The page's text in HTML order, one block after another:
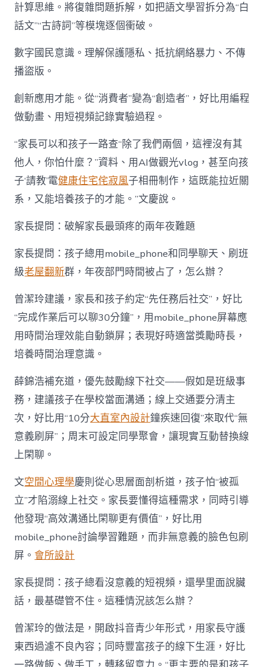
計算思維。將復雜問題拆解，如把語文學習拆分為“白
話文”“古詩詞”等模塊逐個衝破。
數字國民意識。理解保護隱私、抵抗網絡暴力、不傳
播盜版。
創新應用才能。從“消費者”變為“創造者”，好比用編程
做動畫、用短視頻記錄實驗過程。
“家長可以和孩子一路查“除了我們兩個，這裡沒有其
他人，你怕什麼？”資料、用AI做觀光vlog，甚至向孩
子‘請教’電健康住宅侘寂風子相冊制作，這既能拉近關
系，又能培養孩子的才能。”文慶說。
家長提問：破解家長最頭疼的兩年夜難題
家長提問：孩子總用mobile_phone和同學聊天、刷班
級老屋翻新群，年夜部門時間被占了，怎么辦？
曾潔玲建議，家長和孩子約定“先任務后社交”，好比
“完成作業后可以聊30分鐘”，用mobile_phone屏幕應
用時間治理效能自動鎖屏；表現好時適當獎勵時長，
培養時間治理意識。
薛錦浩補充道，優先鼓勵線下社交——假如是班級事
務，建議孩子在學校當面溝通；線上交通要分清主
次，好比用“10分大直室內設計鐘疾速回復”來取代“無
意義刷屏”；周末可設定同學聚會，讓現實互動替換線
上閑聊。
文空間心理學慶則從心思層面剖析道，孩子怕“被孤
立”才陷溺線上社交。家長要懂得這種需求，同時引導
他發現“高效溝通比閑聊更有價值”，好比用
mobile_phone討論學習難題，而非無意義的臉色包刷
屏。會所設計
家長提問：孩子總看沒意義的短視頻，還學里面說臟
話，最基礎管不住。這種情況該怎么辦？
曾潔玲的做法是，開啟抖音青少年形式，用家長守護
東西過濾不良內容；同時豐富孩子的線下生涯，好比